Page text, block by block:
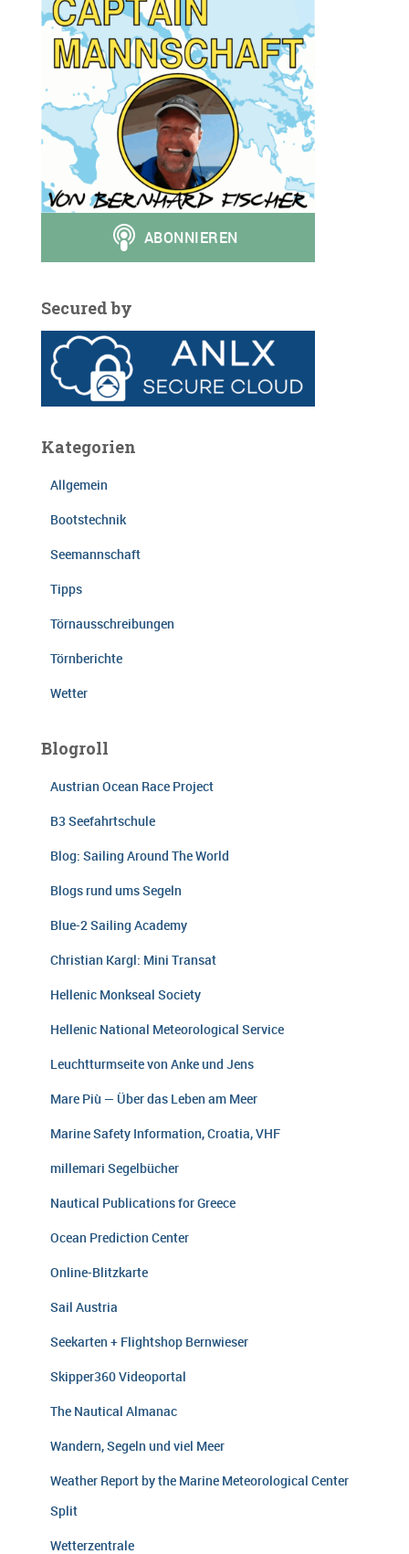
Secured by
Kategorien
Allgemein
Bootstechnik
Seemannschaft
Tipps
Törnausschreibungen
Törnberichte
Wetter
Blogroll
Austrian Ocean Race Project
B3 Seefahrtschule
Blog: Sailing Around The World
Blogs rund ums Segeln
Blue-2 Sailing Academy
Christian Kargl: Mini Transat
Hellenic Monkseal Society
Hellenic National Meteorological Service
Leuchtturmseite von Anke und Jens
Mare Più — Über das Leben am Meer
Marine Safety Information, Croatia, VHF
millemari Segelbücher
Nautical Publications for Greece
Ocean Prediction Center
Online-Blitzkarte
Sail Austria
Seekarten + Flightshop Bernwieser
Skipper360 Videoportal
The Nautical Almanac
Wandern, Segeln und viel Meer
Weather Report by the Marine Meteorological Center
Split
Wetterzentrale